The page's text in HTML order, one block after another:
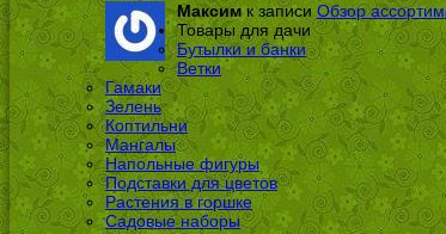
Максимк записи Обзор
Товары для дачи
Бутылки и банки
Ветки
Гамаки
Зелень
Коптильни
Мангалы
Напольные фигуры
Подставки для цветов
Растения в горшке
Садовые наборы